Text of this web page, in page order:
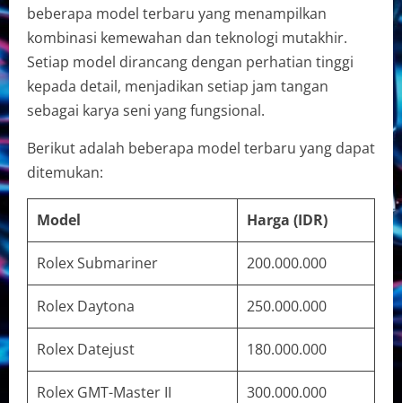
beberapa model terbaru yang menampilkan
kombinasi kemewahan dan teknologi mutakhir.
Setiap model dirancang dengan perhatian tinggi
kepada detail, menjadikan setiap jam tangan
sebagai karya seni yang fungsional.
Berikut adalah beberapa model terbaru yang dapat
ditemukan:
Model Harga (IDR)
Rolex Submariner 200.000.000
Rolex Daytona 250.000.000
Rolex Datejust 180.000.000
Rolex GMT-Master II 300.000.000